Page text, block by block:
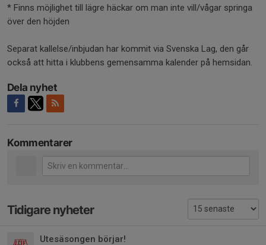
* Finns möjlighet till lägre häckar om man inte vill/vågar springa
över den höjden
Separat kallelse/inbjudan har kommit via Svenska Lag, den går
också att hitta i klubbens gemensamma kalender på hemsidan.
Dela nyhet
Kommentarer
Tidigare nyheter
Utesäsongen börjar!